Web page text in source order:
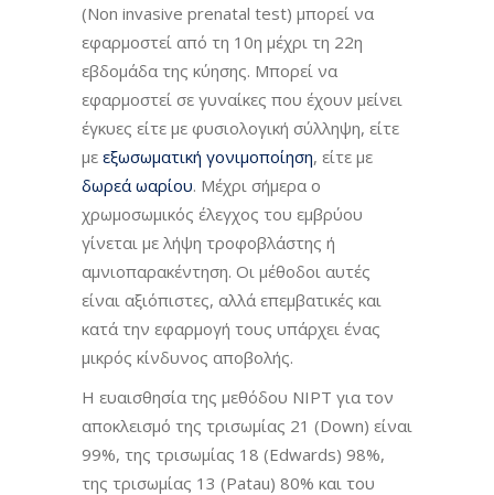
(Non invasive prenatal test) μπορεί να
εφαρμοστεί από τη 10η μέχρι τη 22η
εβδομάδα της κύησης. Μπορεί να
εφαρμοστεί σε γυναίκες που έχουν μείνει
έγκυες είτε με φυσιολογική σύλληψη, είτε
με εξωσωματική γονιμοποίηση, είτε με
δωρεά ωαρίου. Μέχρι σήμερα ο
χρωμοσωμικός έλεγχος του εμβρύου
γίνεται με λήψη τροφοβλάστης ή
αμνιοπαρακέντηση. Οι μέθοδοι αυτές
είναι αξιόπιστες, αλλά επεμβατικές και
κατά την εφαρμογή τους υπάρχει ένας
μικρός κίνδυνος αποβολής.
Η ευαισθησία της μεθόδου NIPT για τον
αποκλεισμό της τρισωμίας 21 (Down) είναι
99%, της τρισωμίας 18 (Edwards) 98%,
της τρισωμίας 13 (Patau) 80% και του